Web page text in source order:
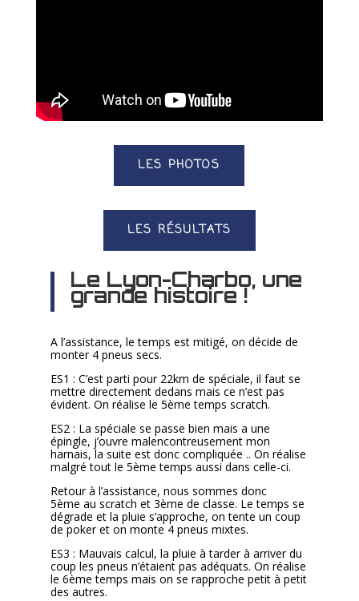
LES PHOTOS
LES RÉSULTATS
Le Lyon-Charbo, une
grande histoire !
A l’assistance, le temps est mitigé, on décide de
monter 4 pneus secs.
ES1 : C’est parti pour 22km de spéciale, il faut se
mettre directement dedans mais ce n’est pas
évident. On réalise le 5ème temps scratch.
ES2 : La spéciale se passe bien mais a une
épingle, j’ouvre malencontreusement mon
harnais, la suite est donc compliquée .. On réalise
malgré tout le 5ème temps aussi dans celle-ci.
Retour à l’assistance, nous sommes donc
5ème au scratch et 3ème de classe. Le temps se
dégrade et la pluie s’approche, on tente un coup
de poker et on monte 4 pneus mixtes.
ES3 : Mauvais calcul, la pluie à tarder à arriver du
coup les pneus n’étaient pas adéquats. On réalise
le 6ème temps mais on se rapproche petit à petit
des autres.